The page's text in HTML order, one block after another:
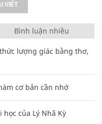
VIẾT
Bình luận nhiều
lượng giác bằng thơ,
cơ bản cần nhớ
của Lý Nhã Kỳ